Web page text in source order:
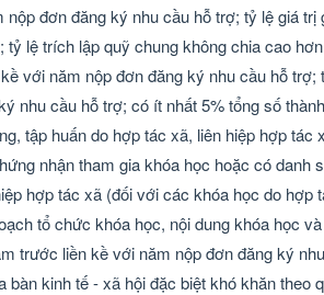
đơn đăng ký nhu cầu hỗ trợ; tỷ lệ giá trị
lệ trích lập quỹ chung không chia cao
với năm nộp đơn đăng ký nhu cầu hỗ trợ;
nhu cầu hỗ trợ; có ít nhất 5% tổng số
tập huấn do hợp tác xã, liên hiệp hợp tác
nhận tham gia khóa học hoặc có danh
hợp tác xã (đối với các khóa học do hợp
tổ chức khóa học, nội dung khóa học
trước liền kề với năm nộp đơn đăng ký
kinh tế - xã hội đặc biệt khó khăn theo